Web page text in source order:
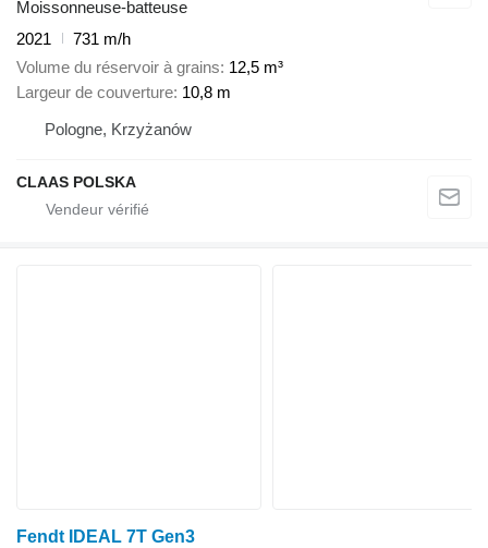
Moissonneuse-batteuse
2021
731 m/h
Volume du réservoir à grains 12,5 m³
Largeur de couverture 10,8 m
Pologne, Krzyżanów
CLAAS POLSKA
Fendt IDEAL 7T Gen3